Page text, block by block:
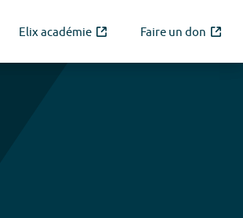
Elix académie Faire un don